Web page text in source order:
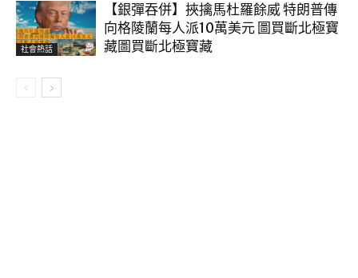
社會熱話
【銀彈吞併】挾擒馬杜羅餘威 特朗普傳
向格陵蘭每人派10萬美元 圖買斷北極寶
藏圖買斷北極寶藏